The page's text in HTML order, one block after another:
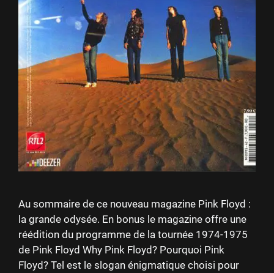
Au sommaire de ce nouveau magazine Pink Floyd :
la grande odysée. En bonus le magazine offre une
réédition du programme de la tournée 1974-1975
de Pink Floyd Why Pink Floyd? Pourquoi Pink
Floyd? Tel est le slogan énigmatique choisi pour